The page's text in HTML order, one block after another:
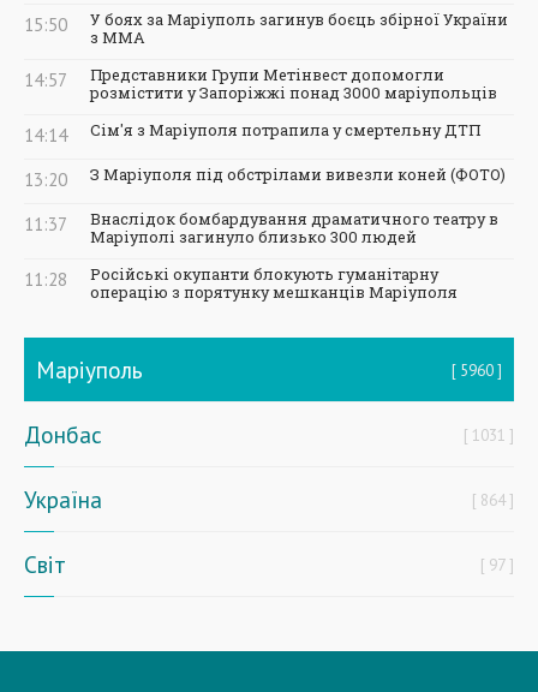
15:50
У боях за Маріуполь загинув боєць збірної України
з ММА
14:57
Представники Групи Метінвест допомогли
розмістити у Запоріжжі понад 3000 маріупольців
14:14 Сім'я з Маріуполя потрапила у смертельну ДТП
13:20 З Маріуполя під обстрілами вивезли коней (ФОТО)
11:37
Внаслідок бомбардування драматичного театру в
Маріуполі загинуло близько 300 людей
11:28
Російські окупанти блокують гуманітарну
операцію з порятунку мешканців Маріуполя
Маріуполь 5960
Донбас 1031
Україна 864
Світ 97